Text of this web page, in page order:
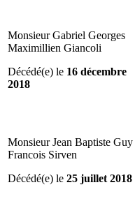
Monsieur Gabriel Georges
Maximillien Giancoli
Décédé(e) le 16 décembre
2018
Monsieur Jean Baptiste Guy
Francois Sirven
Décédé(e) le 25 juillet 2018